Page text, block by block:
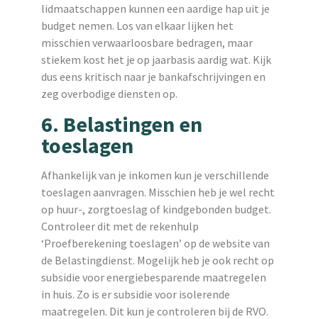
lidmaatschappen kunnen een aardige hap uit je
budget nemen. Los van elkaar lijken het
misschien verwaarloosbare bedragen, maar
stiekem kost het je op jaarbasis aardig wat. Kijk
dus eens kritisch naar je bankafschrijvingen en
zeg overbodige diensten op.
6. Belastingen en
toeslagen
Afhankelijk van je inkomen kun je verschillende
toeslagen aanvragen. Misschien heb je wel recht
op huur-, zorgtoeslag of kindgebonden budget.
Controleer dit met de rekenhulp
‘Proefberekening toeslagen’ op de website van
de Belastingdienst. Mogelijk heb je ook recht op
subsidie voor energiebesparende maatregelen
in huis. Zo is er subsidie voor isolerende
maatregelen. Dit kun je controleren bij de RVO.